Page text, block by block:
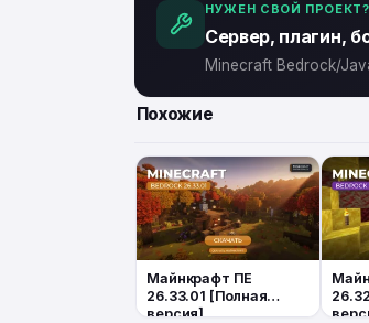
НУЖЕН СВОЙ ПРОЕКТ?
Сервер, плагин,
Minecraft Bedrock/
Похожие
Майнкрафт ПЕ
26.33.01 [Полная
версия]